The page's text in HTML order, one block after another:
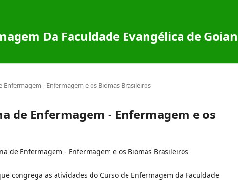
Da Faculdade Evangélica de
Enfermagem - Enfermagem e os Biomas Brasileiros
de Enfermagem - Enfermagem e os
de Enfermagem - Enfermagem e os Biomas Brasileiros
congrega as atividades do Curso de Enfermagem da Faculdade